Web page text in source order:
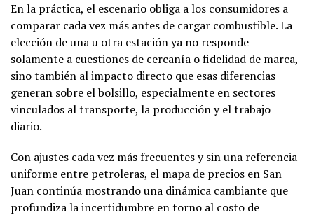
En la práctica, el escenario obliga a los consumidores a
comparar cada vez más antes de cargar combustible. La
elección de una u otra estación ya no responde
solamente a cuestiones de cercanía o fidelidad de marca,
sino también al impacto directo que esas diferencias
generan sobre el bolsillo, especialmente en sectores
vinculados al transporte, la producción y el trabajo
diario.
Con ajustes cada vez más frecuentes y sin una referencia
uniforme entre petroleras, el mapa de precios en San
Juan continúa mostrando una dinámica cambiante que
profundiza la incertidumbre en torno al costo de